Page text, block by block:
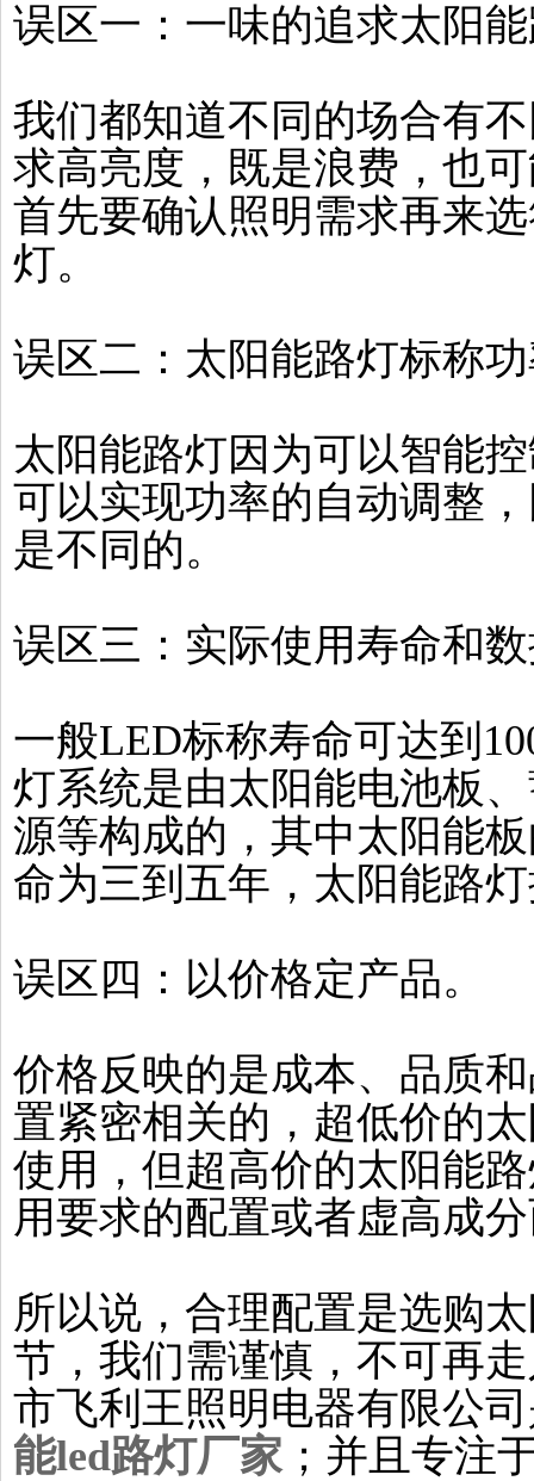
误区一：一味的追求太阳
我们都知道不同的场合有
求高亮度，既是浪费，也
首先要确认照明需求再来
灯。
误区二：太阳能路灯标称
太阳能路灯因为可以智能
可以实现功率的自动调整
是不同的。
误区三：实际使用寿命和
一般LED标称寿命可达到
灯系统是由太阳能电池板
源等构成的，其中太阳能
命为三到五年，太阳能路
误区四：以价格定产品。
价格反映的是成本、品质
置紧密相关的，超低价的
使用，但超高价的太阳能
用要求的配置或者虚高成
所以说，合理配置是选购
节，我们需谨慎，不可再
市飞利王照明电器有限公
能led路灯厂家；并且专注